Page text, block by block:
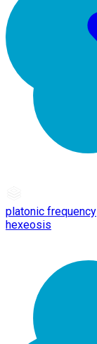
platonic frequency
hexeosis